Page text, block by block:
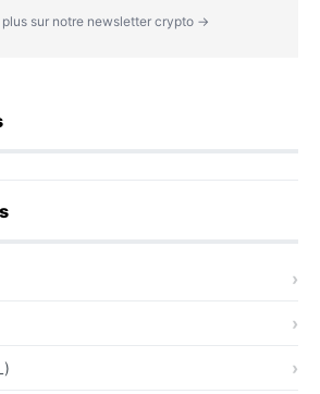
plus sur notre newsletter crypto →